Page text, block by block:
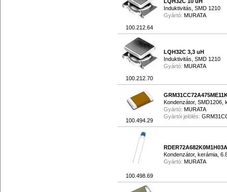
100.212.64
Induktivitás, SMD 1210
Gyártó: MURATA
100.212.70
LQH32C 3,3 uH
Induktivitás, SMD 1210
Gyártó: MURATA
100.494.29
Kondenzátor, SMD1206,
Gyártó: MURATA
Gyártói jelölés:
100.498.69
RDER72A682K0M1H03A
Kondenzátor, kerámia,
Gyártó: MURATA